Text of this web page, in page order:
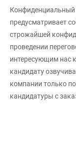
Конфиденциальный
предусматривает
строжайшей
проведении
интересующим нас
кандидату
компании только
кандидатуры с